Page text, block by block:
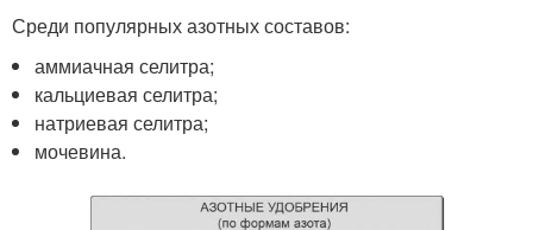
Среди популярных азотных составов:
аммиачная селитра;
кальциевая селитра;
натриевая селитра;
мочевина.